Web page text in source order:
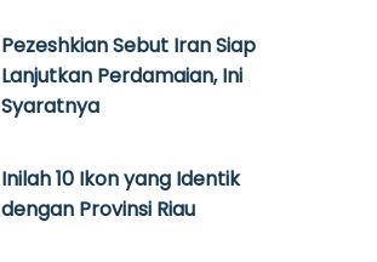
Pezeshkian Sebut Iran Siap
Lanjutkan Perdamaian, Ini
Syaratnya
Inilah 10 Ikon yang Identik
dengan Provinsi Riau